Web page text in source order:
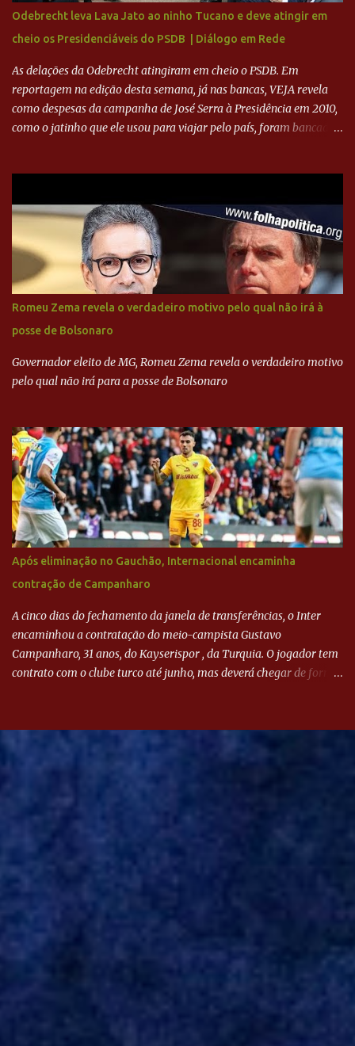
camisas 9 acertasse a compra do clube. Fonte: Itatiaia Fonte:
ADVOGADO DO CRUZEIRO NA SAF EXPLICA SITUAÇÃO DO
CRUZEIRO - RONALDO COMPROU 90% DAS AÇÕES DO CLUBE
Odebrecht leva Lava Jato ao ninho Tucano e deve atingir em
cheio os Presidenciáveis do PSDB | Diálogo em Rede
As delações da Odebrecht atingiram em cheio o PSDB. Em
reportagem na edição desta semana, já nas bancas, VEJA revela
como despesas da campanha de José Serra à Presidência em 2010,
como o jatinho que ele usou para viajar pelo país, foram bancadas
Executiva Nacional do PSDB (Valter Campanato/Agência Brasil) O
texto também põe fim a um mistério: três fontes confirmaram à
revista que o codinome “santo” que aparece em planilhas da
empreiteira refere-se ao governador de São Paulo, Geraldo
Alckmin (PSDB) — nenhum deles, no entanto, disse ter negociado
diretamente com o paulista. Depoimentos mostram como o
dinheiro da Odebrecht bancou a campanha de Serra em 2010 Leia
mais... A Lava Jato chega ao PSDB | VEJA.com
Romeu Zema revela o verdadeiro motivo pelo qual não irá à
posse de Bolsonaro
Governador eleito de MG, Romeu Zema revela o verdadeiro motivo
pelo qual não irá para a posse de Bolsonaro
Após eliminação no Gauchão, Internacional encaminha
contração de Campanharo
A cinco dias do fechamento da janela de transferências, o Inter
encaminhou a contratação do meio-campista Gustavo
Campanharo, 31 anos, do Kayserispor , da Turquia. O jogador tem
contrato com o clube turco até junho, mas deverá chegar de forma
Evian, da França, Hellas Verona, da Itália, e Ludogorets, da
Bulgária. O último clube brasileiro foi a Chapecoense, em 2020.
Desde então, está no Kayserispor. Caso a negociação seja
opção de Mano Menezes no setor de meio-campo. Atualmente, na
também pode ser utilizado mais avançado. Inter encaminha
contração de Campanharo de 31 anos